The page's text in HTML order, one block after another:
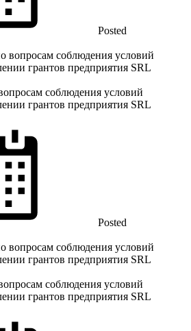
Posted
соблюдения условий
грантов предприятия SRL
Posted
соблюдения условий
грантов предприятия SRL